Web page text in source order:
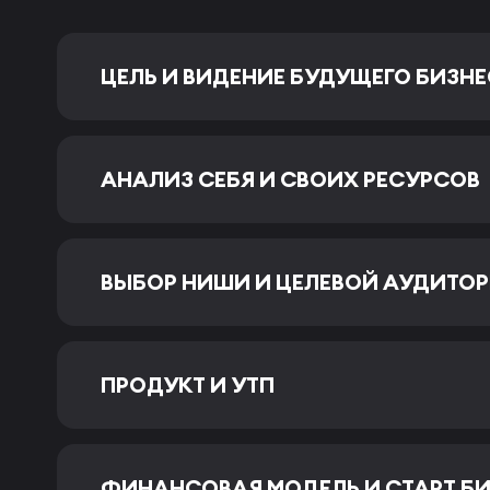
ЦЕЛЬ И ВИДЕНИЕ БУДУЩЕГО
АНАЛИЗ СЕБЯ И СВОИХ РЕСУРСОВ
ВЫБОР НИШИ И ЦЕЛЕВОЙ
ПРОДУКТ И УТП